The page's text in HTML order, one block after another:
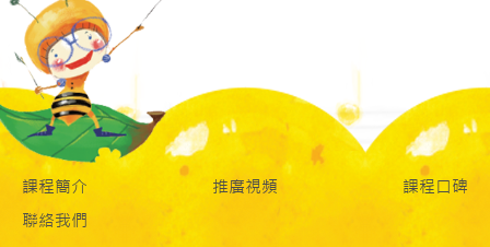
課程簡介 推廣視頻
課程口碑
聯絡我們